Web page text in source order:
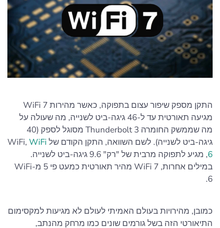
התקן מספק שיפור עצום בתפוקה, כאשר מהירות WiFi 7
מגיעה תאורטית עד ל-46 גיגה-ביט לשנייה, מה שעולה על
מה שממשק החומרה Thunderbolt 3 מסוגל לספק (40
גיגה-ביט לשנייה). לשם השוואה, התקן הקודם של WiFi, WiFi
6
, מגיע לתפוקה מרבית של "רק" 9.6 גיגה-ביט לשנייה.
במילים אחרות, WiFi 7 מהיר תאורטית כמעט פי 5 מ-WiFi
6.
כמובן, מהירויות בעולם האמיתי לעולם לא מגיעות למקסימום
התיאורטי הזה בשל גורמים שונים כמו מרחק מהנתב,